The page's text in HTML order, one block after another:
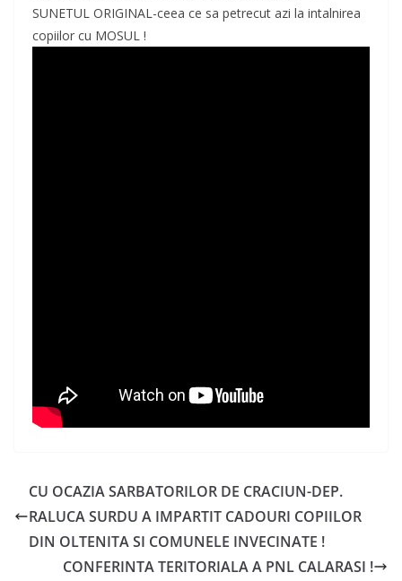
SUNETUL ORIGINAL-ceea ce sa petrecut azi la intalnirea
copiilor cu MOSUL !
CU OCAZIA SARBATORILOR DE CRACIUN-DEP.
RALUCA SURDU A IMPARTIT CADOURI COPIILOR
DIN OLTENITA SI COMUNELE INVECINATE !
CONFERINTA TERITORIALA A PNL CALARASI !